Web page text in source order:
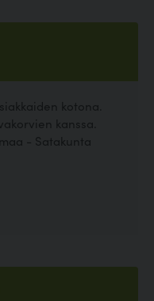
kotona.
kanssa.
- Satakunta